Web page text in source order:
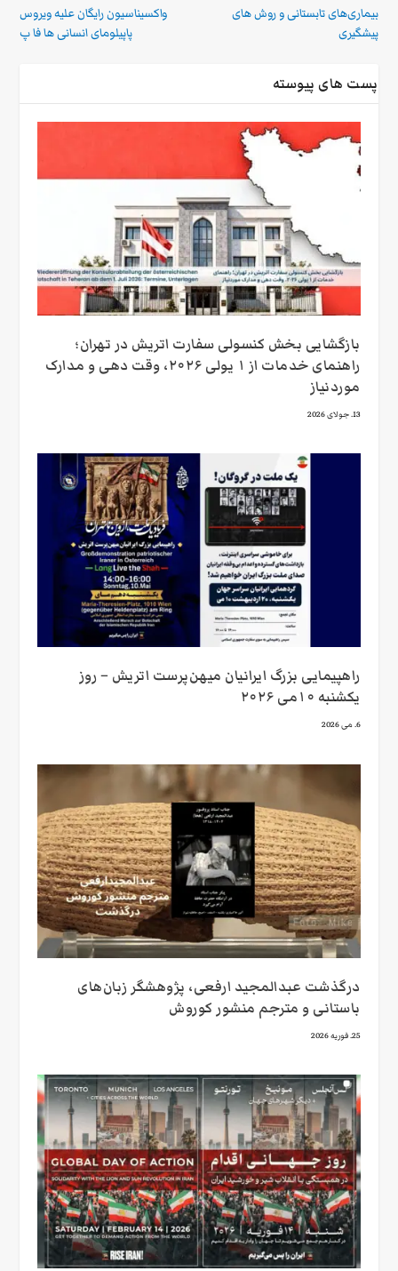
واکسیناسیون رایگان علیه ویروس
پاپیلومای انسانی ها فا پ
بیماری‌های تابستانی و روش های
پیشگیری
پست های پیوسته
بازگشایی بخش کنسولی سفارت اتریش در تهران؛
راهنمای خدمات از ۱ یولی ۲۰۲۶، وقت‌ دهی و مدارک
موردنیاز
13. جولای 2026
راهپیمایی بزرگ ایرانیان میهن‌پرست اتریش – روز
یکشنبه ۱۰می ۲۰۲۶
6. می 2026
درگذشت عبدالمجید ارفعی، پژوهشگر زبان‌های
باستانی و مترجم منشور کوروش
25. فوریه 2026